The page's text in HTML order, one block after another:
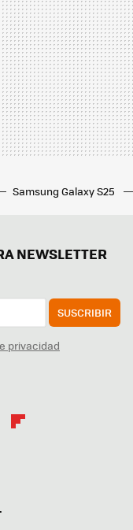
Samsung Galaxy S25
NEWSLETTER
SUSCRIBIR
privacidad